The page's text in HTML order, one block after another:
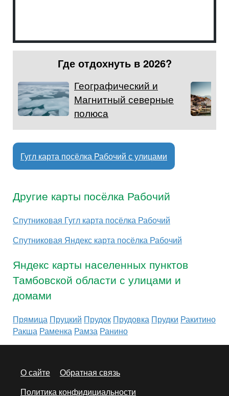
Где отдохнуть в 2026?
Географический и
Магнитный северные
полюса
Гугл карта посёлка Рабочий с улицами
Другие карты посёлка Рабочий
Спутниковая Гугл карта посёлка Рабочий
Спутниковая Яндекс карта посёлка Рабочий
Яндекс карты населенных пунктов
Тамбовской области с улицами и
домами
Прямица Пруцкий Прудок Прудовка Прудки Ракитино
Ракша Раменка Рамза Ранино
О сайте
Обратная связь
Политика конфидициальности